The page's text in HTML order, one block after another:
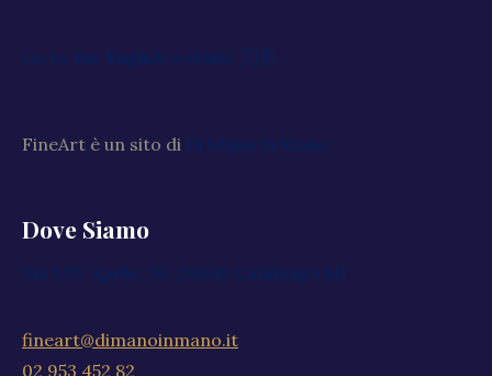
Go to the English website 🇬🇧
FineArt è un sito di Di Mano in Mano
Dove Siamo
Via XXV Aprile, 59, 20040 Cambiago MI
fineart@dimanoinmano.it
02 953 452 82